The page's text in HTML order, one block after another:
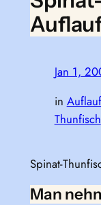
Jan 1,
in Auflauf
Thunfisch
Spinat-
Man